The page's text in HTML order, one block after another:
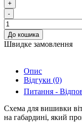
+
-
До кошика
Швидке замовлення
Опис
Відгуки (0)
Питання -
Схема для вишивки
на габардині, який